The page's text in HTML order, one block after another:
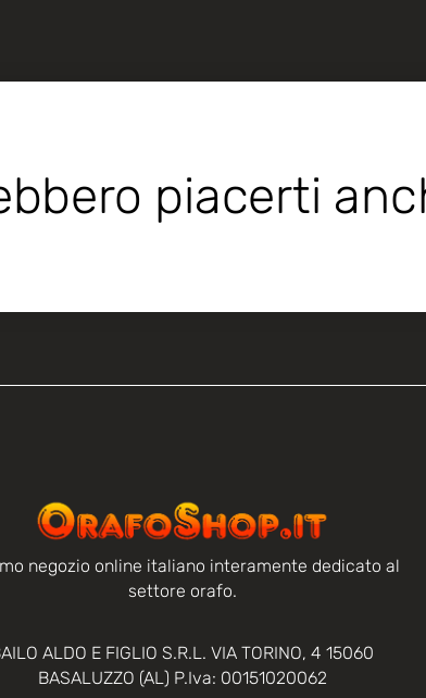
piacerti
negozio online italiano interamente dedicato al
settore orafo.
ALDO E FIGLIO S.R.L. VIA TORINO, 4 15060
BASALUZZO (AL) P.Iva: 00151020062